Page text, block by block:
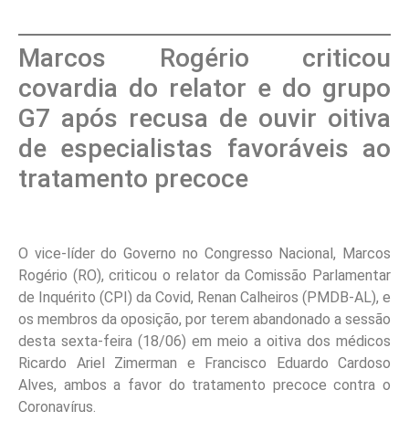
Marcos Rogério criticou
covardia do relator e do grupo
G7 após recusa de ouvir oitiva
de especialistas favoráveis ao
tratamento precoce
O vice-líder do Governo no Congresso Nacional, Marcos
Rogério (RO), criticou o relator da Comissão Parlamentar
de Inquérito (CPI) da Covid, Renan Calheiros (PMDB-AL), e
os membros da oposição, por terem abandonado a sessão
desta sexta-feira (18/06) em meio a oitiva dos médicos
Ricardo Ariel Zimerman e Francisco Eduardo Cardoso
Alves, ambos a favor do tratamento precoce contra o
Coronavírus.